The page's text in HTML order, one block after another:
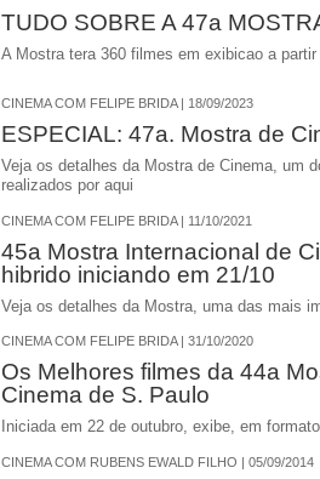
TUDO SOBRE A 47a
A Mostra tera 360 filmes em exibicao a partir
CINEMA COM FELIPE BRIDA | 18/09/2023
ESPECIAL: 47a. Mostra de
Veja os detalhes da Mostra de Cinema, um
realizados por aqui
CINEMA COM FELIPE BRIDA | 11/10/2021
45a Mostra Internacional de
hibrido iniciando em 21/10
Veja os detalhes da Mostra, uma das mais
CINEMA COM FELIPE BRIDA | 31/10/2020
Os Melhores filmes da 44a
Cinema de S. Paulo
Iniciada em 22 de outubro, exibe, em
CINEMA COM RUBENS EWALD FILHO | 05/09/2014